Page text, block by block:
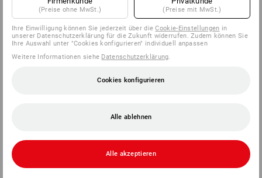
(Preise ohne MwSt.) (Preise mit MwSt.)
Ihre Einwilligung können Sie jederzeit über dieCookie-Einstellungen in
unserer Datenschutzerklärung für die Zukunft widerrufen. Zudem können Sie
Ihre Auswahl unter "Cookies konfigurieren" individuell anpassen
Weitere Informationen siehe Datenschutzerklärung.
Cookies konfigurieren
Alle ablehnen
Alle akzeptieren